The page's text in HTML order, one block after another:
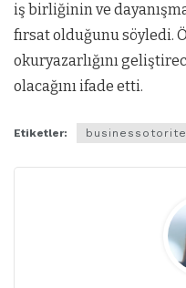
iş birliğinin ve
fırsat olduğunu söyledi.
okuryazarlığını
olacağını ifade etti.
Etiketler: